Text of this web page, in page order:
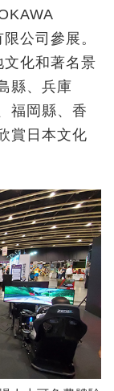
公司參展。
化和著名景
縣、兵庫
福岡縣、香
賞日本文化